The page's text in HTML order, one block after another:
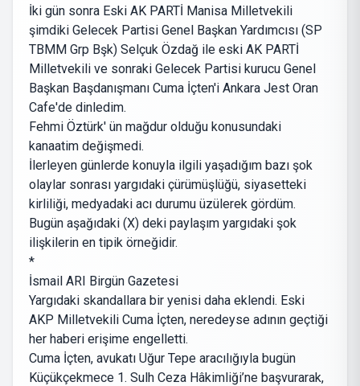
İki gün sonra Eski AK PARTİ Manisa Milletvekili
şimdiki Gelecek Partisi Genel Başkan Yardımcısı (SP
TBMM Grp Bşk) Selçuk Özdağ ile eski AK PARTİ
Milletvekili ve sonraki Gelecek Partisi kurucu Genel
Başkan Başdanışmanı Cuma İçten'i Ankara Jest Oran
Cafe'de dinledim.
Fehmi Öztürk' ün mağdur olduğu konusundaki
kanaatim değişmedi.
İlerleyen günlerde konuyla ilgili yaşadığım bazı şok
olaylar sonrası yargıdaki çürümüşlüğü, siyasetteki
kirliliği, medyadaki acı durumu üzülerek gördüm.
Bugün aşağıdaki (X) deki paylaşım yargıdaki şok
ilişkilerin en tipik örneğidir.
*
İsmail ARI Birgün Gazetesi
Yargıdaki skandallara bir yenisi daha eklendi. Eski
AKP Milletvekili Cuma İçten, neredeyse adının geçtiği
her haberi erişime engelletti.
Cuma İçten, avukatı Uğur Tepe aracılığıyla bugün
Küçükçekmece 1. Sulh Ceza Hâkimliği’ne başvurarak,